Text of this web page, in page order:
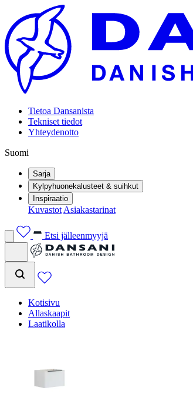
Tietoa Dansanista
Tekniset tiedot
Yhteydenotto
Suomi
Sarja
Kylpyhuonekalusteet & suihkut
Inspiraatio
Kuvastot Asiakastarinat
Etsi jälleenmyyjä
Kotisivu
Allaskaapit
Laatikolla